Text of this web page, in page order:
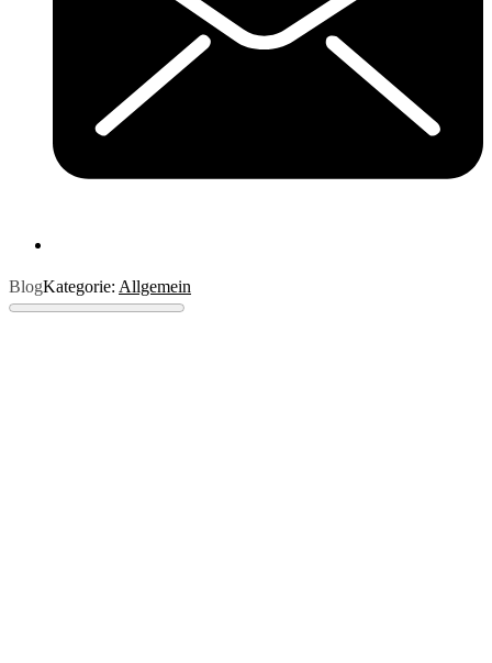
BlogKategorie: Allgemein